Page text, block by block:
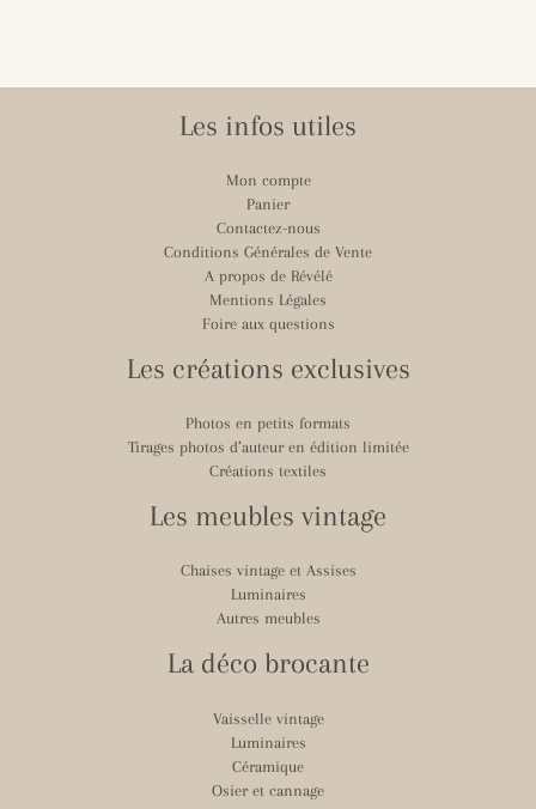
Les infos utiles
Mon compte
Panier
Contactez-nous
Conditions Générales de Vente
A propos de Révélé
Mentions Légales
Foire aux questions
Les créations exclusives
Photos en petits formats
Tirages photos d’auteur en édition limitée
Créations textiles
Les meubles vintage
Chaises vintage et Assises
Luminaires
Autres meubles
La déco brocante
Vaisselle vintage
Luminaires
Céramique
Osier et cannage